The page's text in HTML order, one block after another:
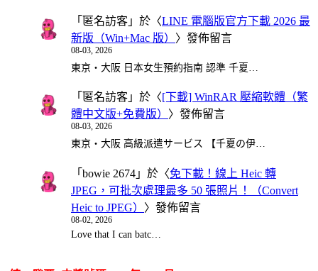
「 匿名訪客 」於〈LINE 電腦版官方下載 2026 最
新版（Win+Mac 版） 〉發佈留言
08-03, 2026
東京・大阪 日本女生預約指南 認準 千夏…
「 匿名訪客 」於〈[下載] WinRAR 壓縮軟體（繁
體中文版+免費版） 〉發佈留言
08-03, 2026
東京・大阪 高級派遣サービス 【千夏の伊…
「 bowie 2674 」於〈免下載！線上 Heic 轉
JPEG，可批次處理最多 50 張照片！（Convert
Heic to JPEG） 〉發佈留言
08-02, 2026
Love that I can batc…